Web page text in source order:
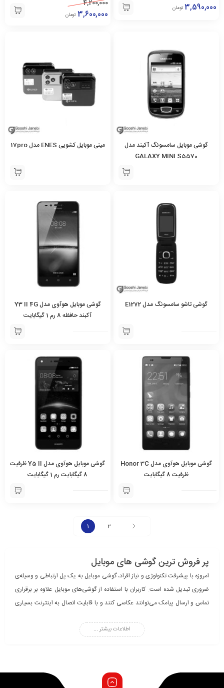
3,590,000 تومان 4,200,000
3,600,000 تومان
گوشی موبایل سامسونگ آکبند مدل
GALAXY MINI S5570
مینی موبایل کشویی ENES مدل 17pro
گوشی تاشو سامسونگ مدل E1272
گوشی موبایل هوآوی مدل Y3 II 4G
آکبند حافظه 8 رم 1 گیگابایت
گوشی موبایل هوآوی مدل Honor 3C
ظرفیت 8 گیگابایت
گوشی موبایل هوآوی مدل Y5 II ظرفیت
8 گیگابایت رم 1 گیگابایت
1 2
پر فروش ترین گوشی های موبایل
امروزه با پیشرفت تکنولوژی و نیاز افراد، گوشی موبایل به یک پل ارتباطی و وسیله‌ی
ضروری تبدیل شده‌ است. کاربران با استفاده از گوشی‌های موبایل علاوه بر برقراری
تماس و ارسال پیامک می‌توانند عکاسی کنند و با قابلیت اتصال به اینترنت بسیاری
شرکت‌های بزرگی در دنیا مانند سامسونگ، اپل، هواوی، شیائومی و … در زمینه‌ی
نمایش، کیفیت و تعداد دوربین، تعداد سیم کارت، پشتیبانی از شبکه‌ی ارتباطی،
ظرفیت حافظه داخلی، رم، قدرتمند پردازنده و ظرفیت باتری با یکدیگر تفاوت دارند.
اطلاعات بیشتر ...